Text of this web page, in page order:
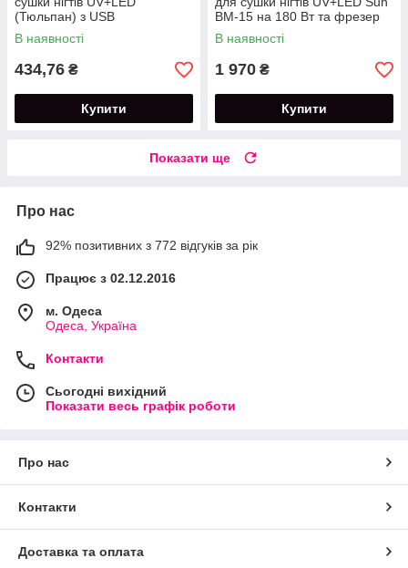
(Тюльпан) з USB
підключенням потужністю 18
Вт.
В наявності
434,76 ₴
Купити
BM-15 на 180 Вт та фрезер
для манікюру ZS-701
потужністю 65 Вт.
В наявності
1 970 ₴
Купити
Показати ще
Про нас
92% позитивних з 772 відгуків за рік
Працює з 02.12.2016
м. Одеса
Одеса, Україна
Контакти
Сьогодні вихідний
Показати весь графік роботи
Про нас
Контакти
Доставка та оплата